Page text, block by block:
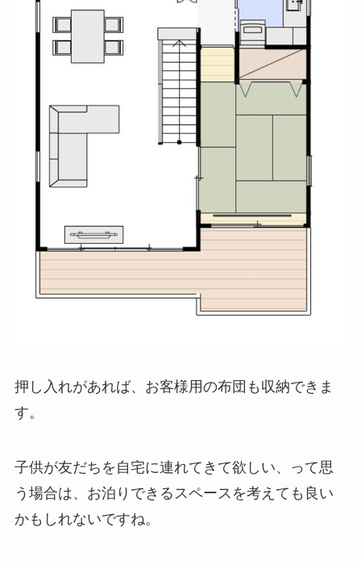
押し入れがあれば、お客様用の布団も収納できま
す。
子供が友だちを自宅に連れてきて欲しい、って思
う場合は、お泊りできるスペースを考えても良い
かもしれないですね。